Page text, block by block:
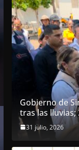
Gobierno de
tras las
31 julio, 2026